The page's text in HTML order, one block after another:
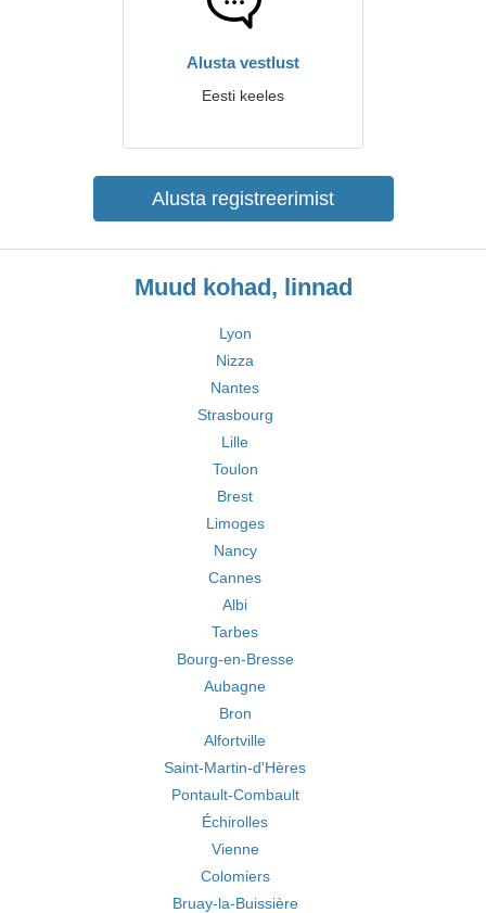
Alusta vestlust
Eesti keeles
Alusta registreerimist
Muud kohad, linnad
Lyon
Nizza
Nantes
Strasbourg
Lille
Toulon
Brest
Limoges
Nancy
Cannes
Albi
Tarbes
Bourg-en-Bresse
Aubagne
Bron
Alfortville
Saint-Martin-d'Hères
Pontault-Combault
Échirolles
Vienne
Colomiers
Bruay-la-Buissière